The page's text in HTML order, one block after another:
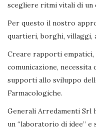
scegliere ritmi vitali di un
Per questo il nostro
quartieri, borghi, villaggi,
Creare rapporti empatici,
comunicazione,
supporti allo sviluppo
Farmacologiche.
Generali Arredamenti Srl
un “laboratorio di idee”